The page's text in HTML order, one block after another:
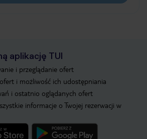
aplikację TUI
i przeglądanie ofert
i możliwość ich udostępniania
i ostatnio oglądanych ofert
informacje o Twojej rezerwacji w